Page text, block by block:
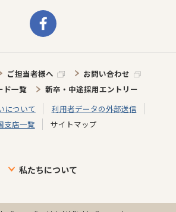
ご担当者様へ
お問い合わせ
ド一覧
新卒・中途採用エントリー
について
利用者データの外部送信
支店一覧
サイトマップ
私たちについて